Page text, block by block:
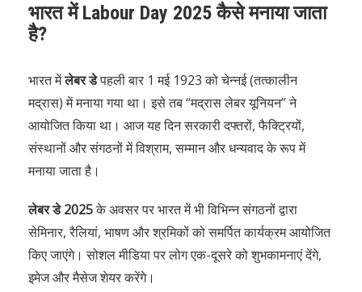
भारत में Labour Day 2025 कैसे मनाया जाता
है?
भारत मेंलेबर डेपहली बार 1 मई 1923 को चेन्नई (तत्कालीन
मद्रास) में मनाया गया था। इसे तब “मद्रास लेबर यूनियन” ने
आयोजित किया था। आज यह दिन सरकारी दफ्तरों, फैक्ट्रियों,
संस्थानों और संगठनों में विश्राम, सम्मान और धन्यवाद के रूप में
मनाया जाता है।
लेबर डे 2025के अवसर पर भारत में भी विभिन्न संगठनों द्वारा
सेमिनार, रैलियां, भाषण और श्रमिकों को समर्पित कार्यक्रम आयोजित
किए जाएंगे। सोशल मीडिया पर लोग एक-दूसरे को शुभकामनाएं देंगे,
इमेज और मैसेज शेयर करेंगे।